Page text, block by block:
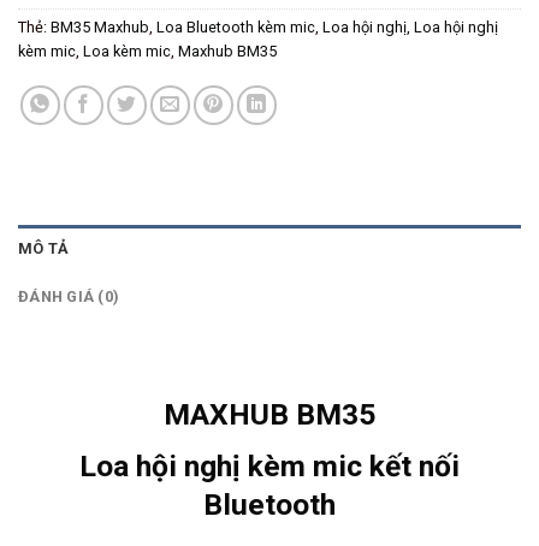
Thẻ: BM35 Maxhub Loa Bluetooth kèm mic Loa hội nghị Loa hội nghị
kèm mic Loa kèm mic Maxhub BM35
MÔ TẢ
ĐÁNH GIÁ (0)
MAXHUB BM35
Loa hội nghị kèm mic kết nối
Bluetooth